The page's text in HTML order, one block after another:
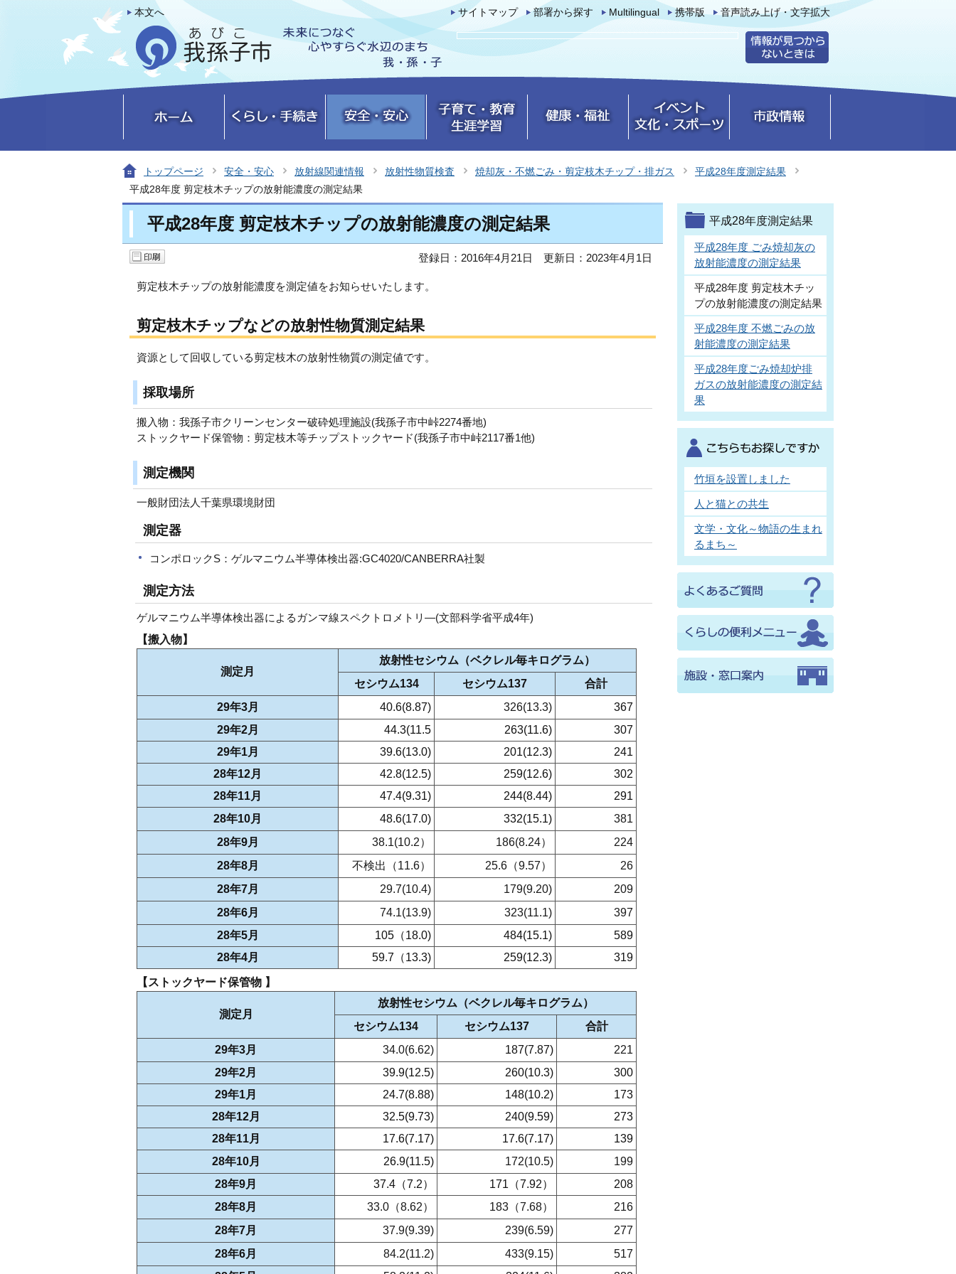
本文へ サイトマップ 部署から探す Multilingual 携帯版 音声読み上げ・文字拡大
トップページ 安全・安心 放射線関連情報 放射性物質検査 焼却灰・不燃ごみ・剪定枝木チップ・排ガス
平成28年度測定結果
平成28年度 剪定枝木チップの放射能濃度の測定結果
平成28年度 剪定枝木チップの放射能濃度の測定結果
登録日：2016年4月21日 更新日：2023年4月1日
剪定枝木チップの放射能濃度を測定値をお知らせいたします。
剪定枝木チップなどの放射性物質測定結果
資源として回収している剪定枝木の放射性物質の測定値です。
採取場所
搬入物：我孫子市クリーンセンター破砕処理施設(我孫子市中峠2274番地)
ストックヤード保管物：剪定枝木等チップストックヤード(我孫子市中峠2117番1他)
測定機関
一般財団法人千葉県環境財団
測定器
コンポロックS：ゲルマニウム半導体検出器:GC4020/CANBERRA社製
測定方法
ゲルマニウム半導体検出器によるガンマ線スペクトロメトリ―(文部科学省平成4年)
【搬入物】
測定月
放射性セシウム（ベクレル毎キログラム）
セシウム134
セシウム137
合計
29年3月
40.6(8.87) 326(13.3)
367
29年2月
44.3(11.5 263(11.6)
307
29年1月
39.6(13.0) 201(12.3)
241
28年12月
42.8(12.5) 259(12.6)
302
28年11月
47.4(9.31) 244(8.44)
291
28年10月
48.6(17.0) 332(15.1)
381
28年9月
38.1(10.2） 186(8.24）
224
28年8月
不検出（11.6） 25.6（9.57）
26
28年7月
29.7(10.4) 179(9.20)
209
28年6月
74.1(13.9) 323(11.1)
397
28年5月
105（18.0) 484(15.1)
589
28年4月
59.7（13.3) 259(12.3) 319
【ストックヤード保管物 】
測定月
放射性セシウム（ベクレル毎キログラム）
セシウム134
セシウム137
合計
29年3月
34.0(6.62) 187(7.87)
221
29年2月
39.9(12.5) 260(10.3)
300
29年1月
24.7(8.88) 148(10.2)
173
28年12月
32.5(9.73) 240(9.59)
273
28年11月
17.6(7.17) 17.6(7.17)
139
28年10月
26.9(11.5) 172(10.5)
199
28年9月
37.4（7.2） 171（7.92）
208
28年8月
33.0（8.62） 183（7.68）
216
28年7月
37.9(9.39) 239(6.59)
277
28年6月
84.2(11.2) 433(9.15)
517
平成28年度測定結果
平成28年度 ごみ焼却灰の
放射能濃度の測定結果
平成28年度 剪定枝木チッ
プの放射能濃度の測定結果
平成28年度 不燃ごみの放
射能濃度の測定結果
平成28年度ごみ焼却炉排
ガスの放射能濃度の測定結
果
竹垣を設置しました
人と猫との共生
文学・文化～物語の生まれ
るまち～